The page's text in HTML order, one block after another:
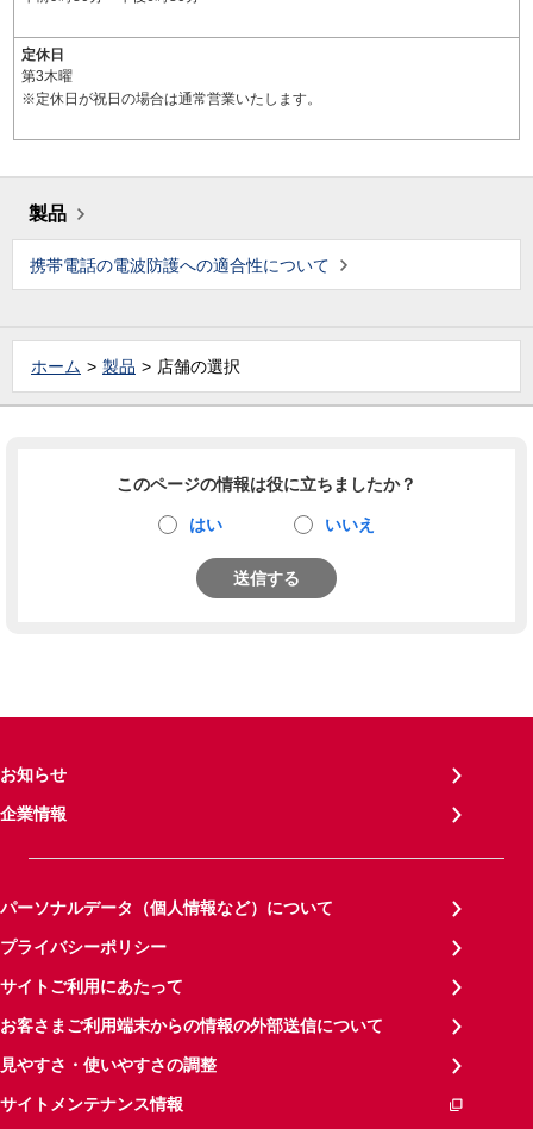
定休日
第3木曜
※定休日が祝日の場合は通常営業いたします。
製品
携帯電話の電波防護への適合性について
ホーム 製品 店舗の選択
このページの情報は役に立ちましたか？
はい いいえ
送信する
お知らせ
企業情報
パーソナルデータ（個人情報など）について
プライバシーポリシー
サイトご利用にあたって
お客さまご利用端末からの情報の外部送信について
見やすさ・使いやすさの調整
サイトメンテナンス情報